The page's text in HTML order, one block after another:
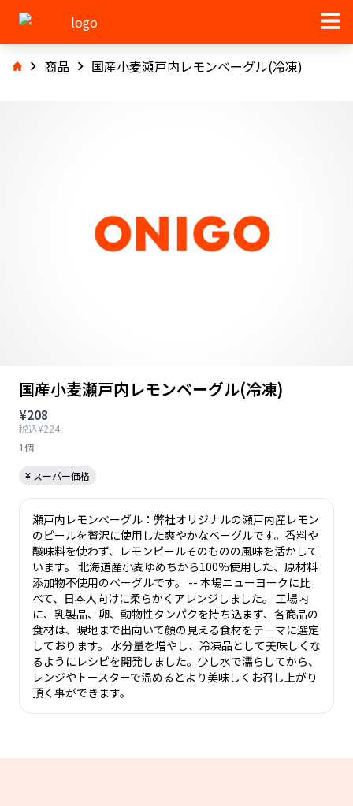
商品 国産小麦瀬戸内レモンベーグル(冷凍)
国産小麦瀬戸内レモンベーグル(冷凍)
¥208
税込¥224
1個
¥ スーパー価格
瀬戸内レモンベーグル：弊社オリジナルの瀬戸内産レモン
のピールを贅沢に使用した爽やかなベーグルです。香料や
酸味料を使わず、レモンピールそのものの風味を活かして
います。 北海道産小麦ゆめちから100％使用した、原材料
添加物不使用のベーグルです。 -- 本場ニューヨークに比
べて、日本人向けに柔らかくアレンジしました。 工場内
に、乳製品、卵、動物性タンパクを持ち込まず、各商品の
食材は、現地まで出向いて顔の見える食材をテーマに選定
しております。 水分量を増やし、冷凍品として美味しくな
るようにレシピを開発しました。少し水で濡らしてから、
レンジやトースターで温めるとより美味しくお召し上がり
頂く事ができます。